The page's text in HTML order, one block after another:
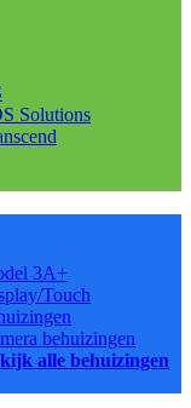
Solutions
3A+
Touch
behuizingen
alle behuizingen